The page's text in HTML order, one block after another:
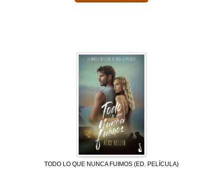
TODO LO QUE NUNCA FUIMOS (ED. PELÍCULA)